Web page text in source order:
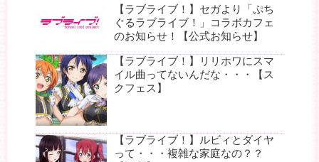
【ラブライブ！】セガより「ぷち
ぐるラブライブ！」コラボカフェ
のお知らせ！【公式お知らせ】
【ラブライブ！】リリホワにスマ
イル曲ってないんだな・・・【ス
クフェス】
【ラブライブ！】ルビィとダイヤ
って・・・複雑な家庭なの？？